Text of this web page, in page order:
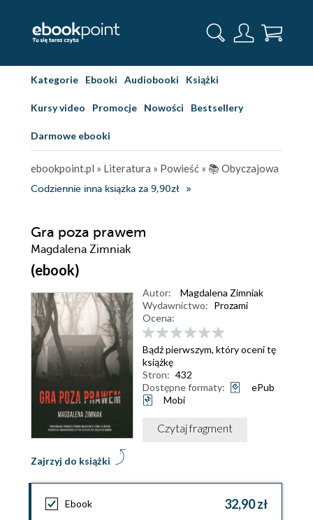
Kategorie Ebooki Audiobooki Książki
Kursy video Promocje Nowości Bestsellery
Darmowe ebooki
ebookpoint.pl » Literatura » Powieść » 📚 Obyczajowa
Codziennie inna książka za 9,90zł
Gra poza prawem
Magdalena Zimniak
(ebook)
Zajrzyj do książki
Autor:
Magdalena Zimniak
Wydawnictwo: Prozami
Ocena:
Bądź pierwszym, który oceni tę
książkę
Stron: 432
Dostępne formaty:
ePub
Mobi
Czytaj fragment
Ebook 32,90 zł